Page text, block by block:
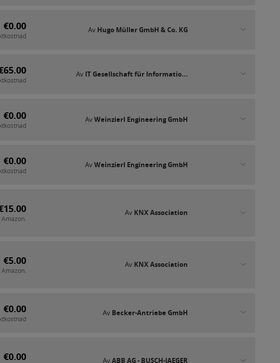
€0.00 Av Hugo Müller GmbH & Co. KG
Av IT Gesellschaft für Informatio...
€0.00 AvWeinzierl Engineering GmbH
€0.00 AvWeinzierl Engineering GmbH
Av KNX Association
€5.00 Av KNX Association
€0.00 Av Becker-Antriebe GmbH
€0.00 AvABB AG - BUSCH-JAEGER